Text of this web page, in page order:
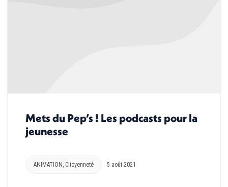
Mets du Pep’s ! Les podcasts pour la
jeunesse
ANIMATION Citoyenneté 5 août 2021